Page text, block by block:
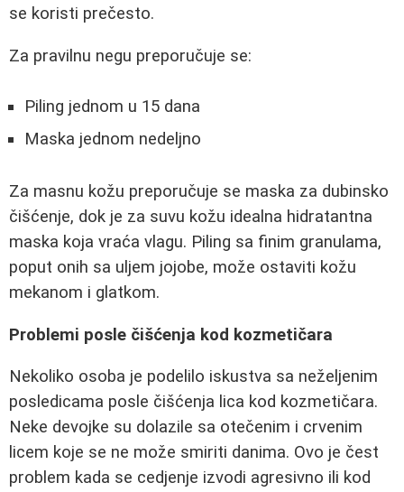
se koristi prečesto.
Za pravilnu negu preporučuje se:
Piling jednom u 15 dana
Maska jednom nedeljno
Za masnu kožu preporučuje se maska za dubinsko
čišćenje, dok je za suvu kožu idealna hidratantna
maska koja vraća vlagu. Piling sa finim granulama,
poput onih sa uljem jojobe, može ostaviti kožu
mekanom i glatkom.
Problemi posle čišćenja kod kozmetičara
Nekoliko osoba je podelilo iskustva sa neželjenim
posledicama posle čišćenja lica kod kozmetičara.
Neke devojke su dolazile sa otečenim i crvenim
licem koje se ne može smiriti danima. Ovo je čest
problem kada se cedjenje izvodi agresivno ili kod